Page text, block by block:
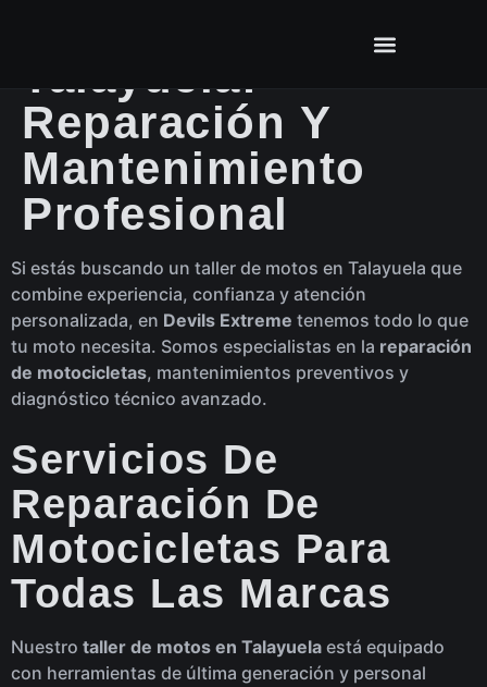
Taller De Motos En
Talayuela:
Reparación Y
Mantenimiento
Profesional
Si estás buscando un taller de motos en Talayuela que
combine experiencia, confianza y atención
personalizada, en Devils Extreme tenemos todo lo que
tu moto necesita. Somos especialistas en la reparación
de motocicletas, mantenimientos preventivos y
diagnóstico técnico avanzado.
Servicios De
Reparación De
Motocicletas Para
Todas Las Marcas
Nuestro taller de motos en Talayuela está equipado
con herramientas de última generación y personal